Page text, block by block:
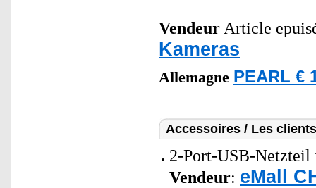
Vendeur Article
Kameras
Allemagne PEARL €
Accessoires / Les
2-Port-USB-Netzteil
Vendeur: eMall